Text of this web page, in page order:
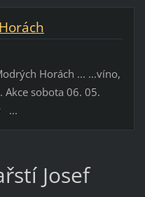
Horách ... ...víno,
sobota 06. 05.
...
Josef